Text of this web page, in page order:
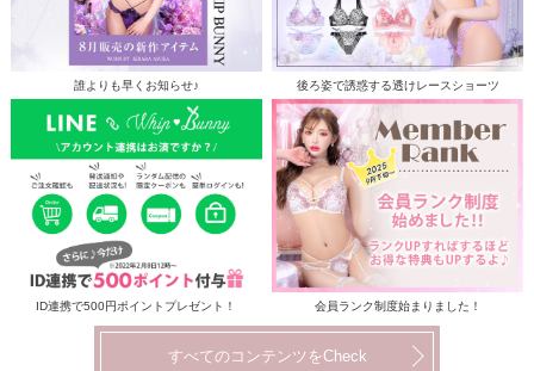
誰よりも早くお知らせ♪ 後ろ姿で誘惑する透けレースショーツ
ID連携で500円ポイントプレゼント！ 会員ランク制度始まりました！
すべてのコンテンツをCheck